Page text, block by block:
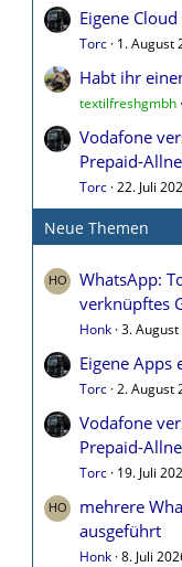
Eigene
Torc 1. August
Habt ihr
textilfreshgmbh
Vodafone
Prepaid-
Torc 22. Juli
Neue Themen
WhatsApp:
verknüpftes
Honk 3.
Eigene Apps
Torc 2. August
Vodafone
Prepaid-
Torc 19. Juli
mehrere
ausgeführt
Honk 8. Juli